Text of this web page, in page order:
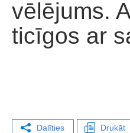
vēlējums.
ticīgos ar
Dalīties Drukāt